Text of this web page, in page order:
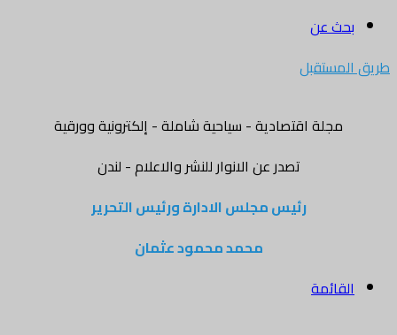
بحث عن
طريق المستقبل
مجلة اقتصادية - سياحية شاملة - إلكترونية وورقية
تصدر عن الانوار للنشر والاعلام - لندن
رئيس مجلس الادارة ورئيس التحرير
محمد محمود عثمان
القائمة